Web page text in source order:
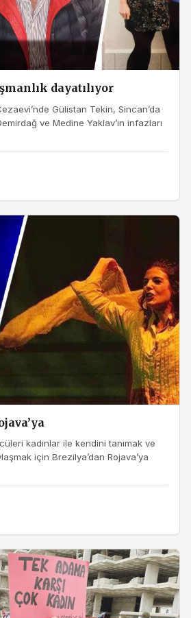
dayatılıyor
Gülistan Tekin, Sincan’da
ve Medine Yaklav’ın infazları
kadınlar ile kendini tanımak ve
için Brezilya’dan Rojava’ya